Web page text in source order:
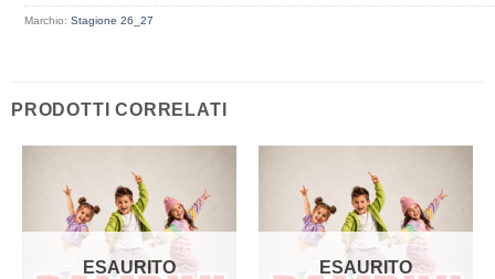
Marchio:Stagione 26_27
PRODOTTI CORRELATI
ESAURITO ESAURITO